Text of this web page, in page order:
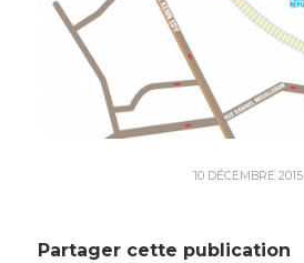
10 DÉCEMBRE 2015
Partager cette publication